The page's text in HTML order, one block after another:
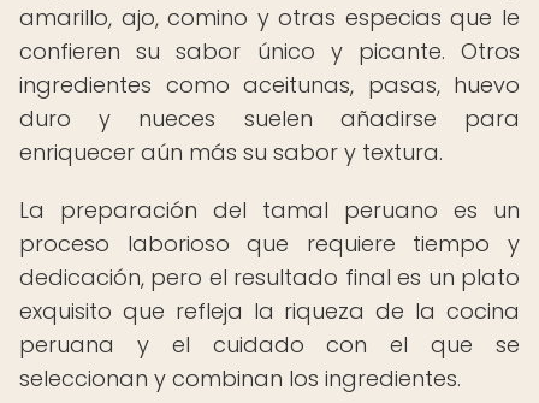
amarillo, ajo, comino y otras especias que le
confieren su sabor único y picante. Otros
ingredientes como aceitunas, pasas, huevo
duro y nueces suelen añadirse para
enriquecer aún más su sabor y textura.
La preparación del tamal peruano es un
proceso laborioso que requiere tiempo y
dedicación, pero el resultado final es un plato
exquisito que refleja la riqueza de la cocina
peruana y el cuidado con el que se
seleccionan y combinan los ingredientes.